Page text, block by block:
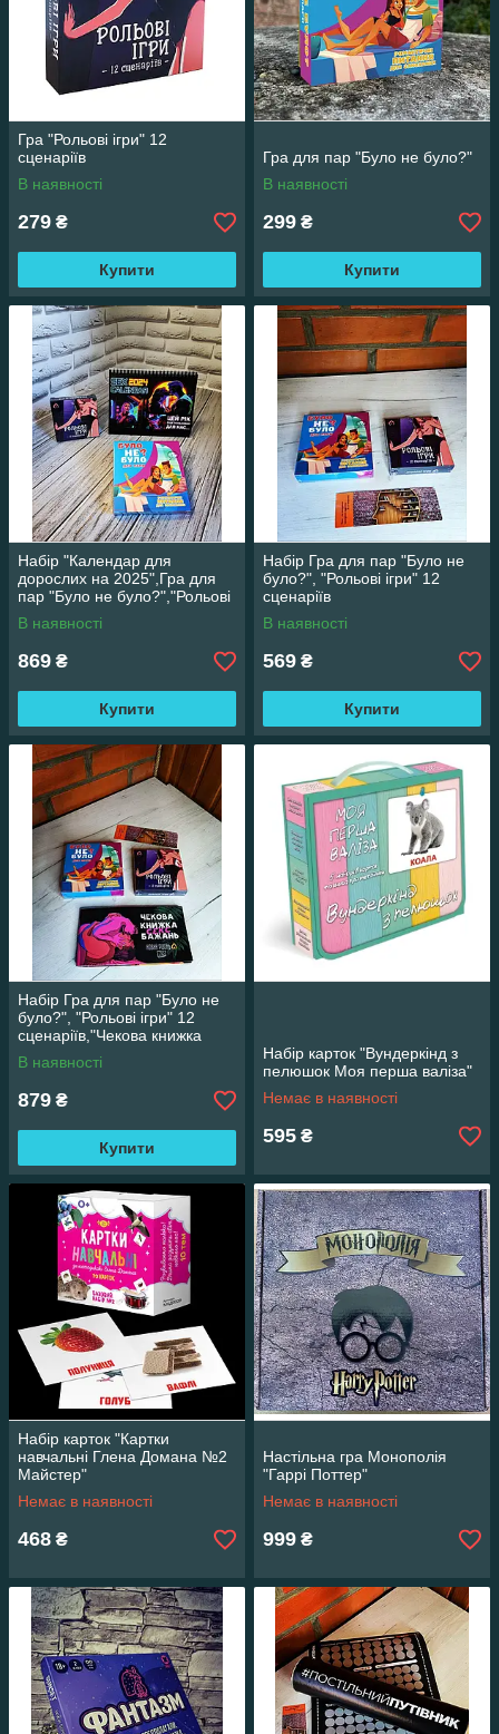
Гра "Рольові ігри" 12
сценаріїв
В наявності
279 ₴
Купити
Гра для пар "Було не було?"
В наявності
299 ₴
Купити
Набір "Календар для
дорослих на 2025",Гра для
пар "Було не було?","Рольові
ігри" 12 сценаріїв
В наявності
869 ₴
Купити
Набір Гра для пар "Було не
було?", "Рольові ігри" 12
сценаріїв
В наявності
569 ₴
Купити
Набір Гра для пар "Було не
було?", "Рольові ігри" 12
сценаріїв,"Чекова книжка
бажань"
В наявності
879 ₴
Купити
Набір карток "Вундеркінд з
пелюшок Моя перша валіза"
Немає в наявності
595 ₴
Набір карток "Картки
навчальні Глена Домана №2
Майстер"
Немає в наявності
468 ₴
Настільна гра Монополія
"Гаррі Поттер"
Немає в наявності
999 ₴